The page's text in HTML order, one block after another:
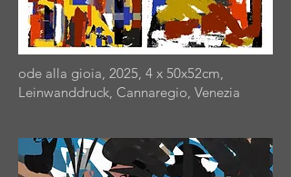
ode alla gioia, 2025, 4 x 50x52cm,
Leinwanddruck, Cannaregio, Venezia